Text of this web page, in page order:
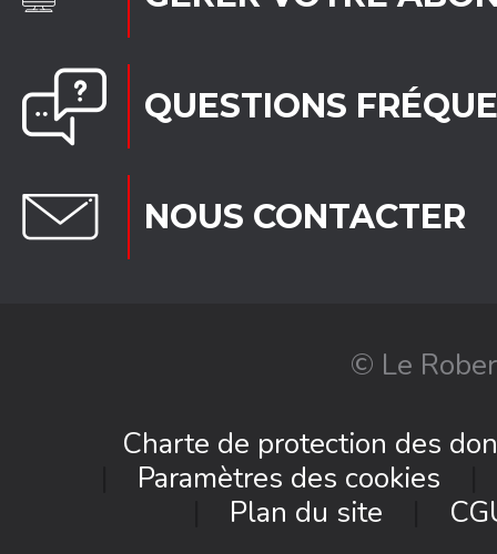
QUESTIONS
NOUS CONTACTER
© Le
Charte de protection des
Paramètres des cookies
Plan du site